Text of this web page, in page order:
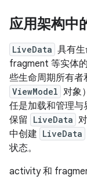
应用架构中
LiveData 具有
fragment 等实体
些生命周期所有者
ViewModel 对象
任是加载和管理
保留
LiveData
中创建 LiveData
状态。
activity 和